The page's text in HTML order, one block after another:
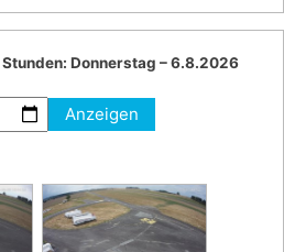
Donnerstag – 6.8.2026
Anzeigen